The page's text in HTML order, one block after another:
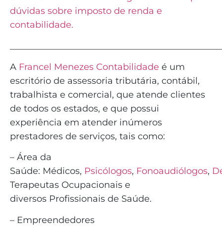
dúvidas sobre imposto de renda e
contabilidade.
A Francel Menezes Contabilidade é um
escritório de assessoria tributária, contábil,
trabalhista e comercial, que atende clientes
de todos os estados, e que possui
experiência em atender inúmeros
prestadores de serviços, tais como:
– Área da
Saúde: Médicos, Psicólogos, Fonoaudiólogos,
Terapeutas Ocupacionais e
diversos Profissionais de Saúde.
– Empreendedores